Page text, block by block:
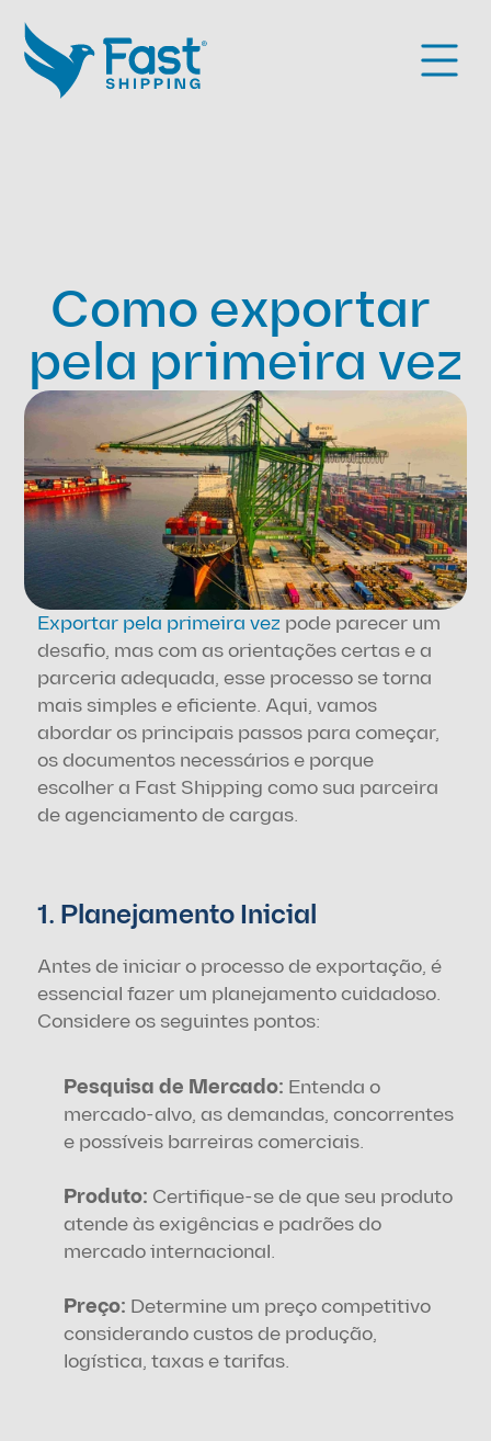
Como exportar
pela primeira vez
Exportar pela primeira vez pode parecer um
desafio, mas com as orientações certas e a
parceria adequada, esse processo se torna
mais simples e eficiente. Aqui, vamos
abordar os principais passos para começar,
os documentos necessários e porque
escolher a Fast Shipping como sua parceira
de agenciamento de cargas.
1. Planejamento Inicial
Antes de iniciar o processo de exportação, é
essencial fazer um planejamento cuidadoso.
Considere os seguintes pontos:
Pesquisa de Mercado: Entenda o
mercado-alvo, as demandas, concorrentes
e possíveis barreiras comerciais.
Produto: Certifique-se de que seu produto
atende às exigências e padrões do
mercado internacional.
Preço: Determine um preço competitivo
considerando custos de produção,
logística, taxas e tarifas.